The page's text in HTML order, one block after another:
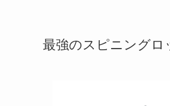
最強のスピニングロ